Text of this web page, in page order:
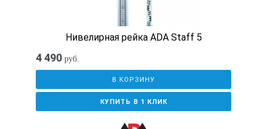
Нивелирная рейка ADA Staff 5
4 490 руб.
В КОРЗИНУ
КУПИТЬ В 1 КЛИК